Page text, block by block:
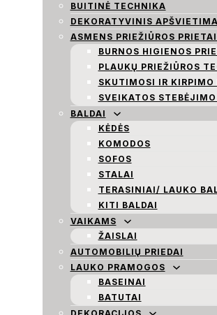
BUITINĖ TECHNIKA
DEKORATYVINIS
ASMENS PRIEŽIŪROS
BURNOS HIGIENOS
PLAUKŲ PRIEŽIŪROS
SKUTIMOSI IR KIRPIMO
SVEIKATOS
BALDAI
KĖDĖS
KOMODOS
SOFOS
STALAI
TERASINIAI/ LAUKO
KITI BALDAI
VAIKAMS
ŽAISLAI
AUTOMOBILIŲ PRIEDAI
LAUKO PRAMOGOS
BASEINAI
BATUTAI